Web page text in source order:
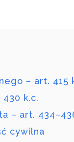
– art. 415
k.c.
– art.
cywilna